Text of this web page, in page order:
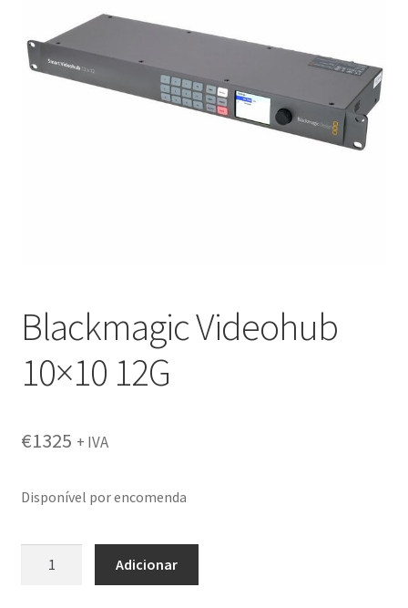
Blackmagic Videohub
10×10 12G
€1325 + IVA
Disponível por encomenda
Adicionar